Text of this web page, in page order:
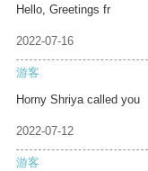
Hello, Greetings fr
2022-07-16
游客
Horny Shriya called you
2022-07-12
游客